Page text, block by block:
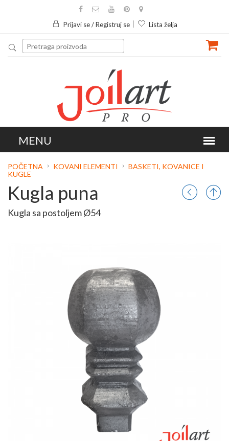
Prijavi se / Registruj se Lista želja
POČETNA KOVANI ELEMENTI
BASKETI, KOVANICE I
KUGLE
Kugla puna
Kugla sa postoljem Ø54